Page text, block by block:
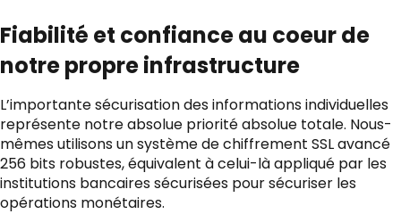
Fiabilité et confiance au coeur de
notre propre infrastructure
L’importante sécurisation des informations individuelles
représente notre absolue priorité absolue totale. Nous-
mêmes utilisons un système de chiffrement SSL avancé
256 bits robustes, équivalent à celui-là appliqué par les
institutions bancaires sécurisées pour sécuriser les
opérations monétaires.